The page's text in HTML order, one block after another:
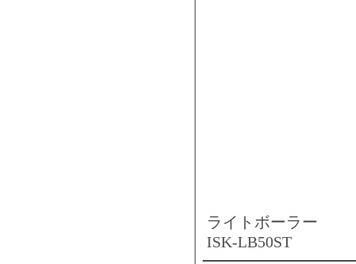
ライトボーラー
ISK-LB50ST